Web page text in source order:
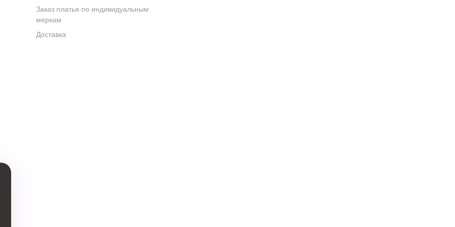
Заказ платья по индивидуальным
меркам
Доставка